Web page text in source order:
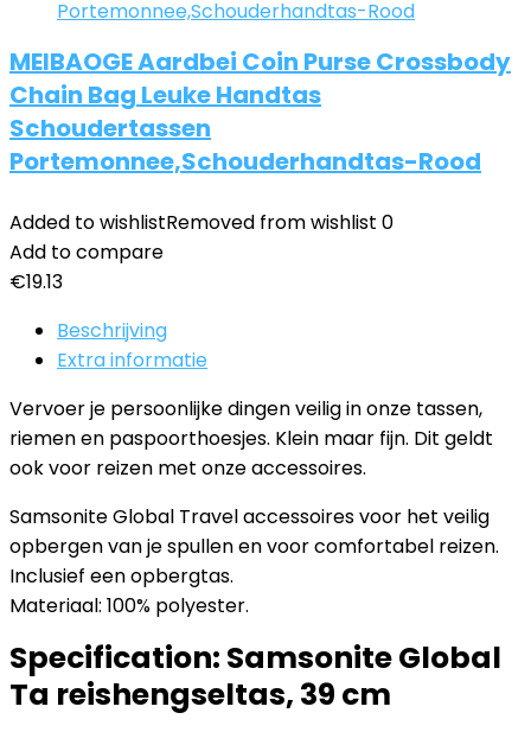
MEIBAOGE Aardbei Coin Purse Crossbody
Chain Bag Leuke Handtas
Schoudertassen
Portemonnee,Schouderhandtas-Rood
Added to wishlistRemoved from wishlist 0
Add to compare
€19.13
Beschrijving
Extra informatie
Vervoer je persoonlijke dingen veilig in onze tassen,
riemen en paspoorthoesjes. Klein maar fijn. Dit geldt
ook voor reizen met onze accessoires.
Samsonite Global Travel accessoires voor het veilig
opbergen van je spullen en voor comfortabel reizen.
Inclusief een opbergtas.
Materiaal: 100% polyester.
Specification: Samsonite Global
Ta reishengseltas, 39 cm